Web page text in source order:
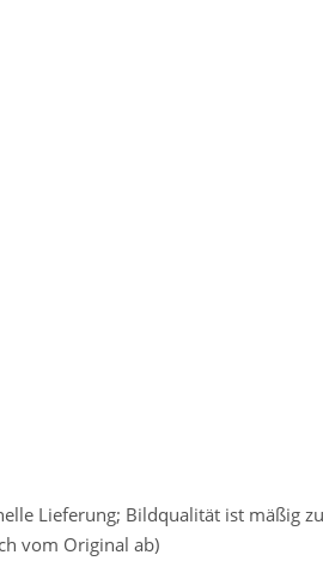
Lieferung; Bildqualität ist mäßig
vom Original ab)